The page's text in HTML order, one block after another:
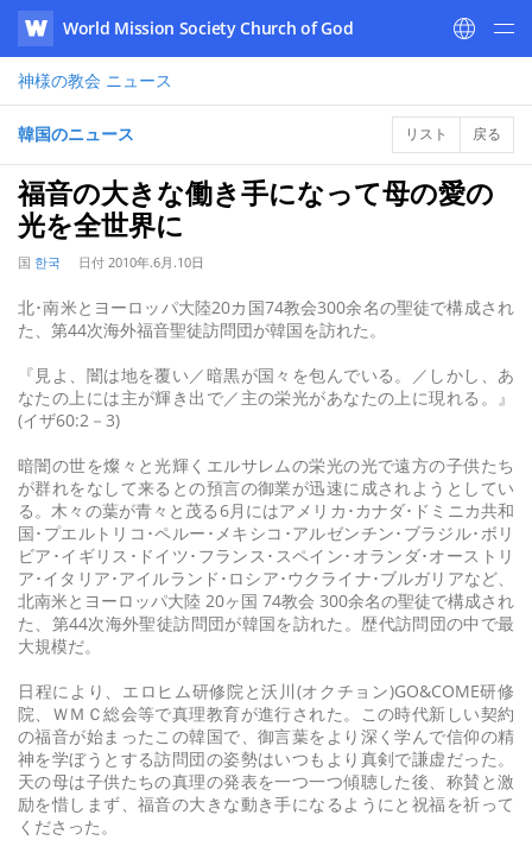
WATV
World Mission Society Church of God
神様の教会 ニュース
韓国のニュース リスト 戻る
福音の大きな働き手になって母の愛の
光を全世界に
国 한국 日付 2010年.6月.10日
北･南米とヨーロッパ大陸20カ国74教会300余名の聖徒で構成され
た、第44次海外福音聖徒訪問団が韓国を訪れた。
『見よ、闇は地を覆い／暗黒が国々を包んでいる。／しかし、あ
なたの上には主が輝き出で／主の栄光があなたの上に現れる。』
(イザ60:2－3)
暗闇の世を燦々と光輝くエルサレムの栄光の光で遠方の子供たち
が群れをなして来るとの預言の御業が迅速に成されようとしてい
る。木々の葉が青々と茂る6月にはアメリカ･カナダ･ドミニカ共和
国･プエルトリコ･ペルー･メキシコ･アルゼンチン･ブラジル･ボリ
ビア･イギリス･ドイツ･フランス･スペイン･オランダ･オーストリ
ア･イタリア･アイルランド･ロシア･ウクライナ･ブルガリアなど、
北南米とヨーロッパ大陸 20ヶ国 74教会 300余名の聖徒で構成され
た、第44次海外聖徒訪問団が韓国を訪れた。歴代訪問団の中で最
大規模だ。
日程により、エロヒム研修院と沃川(オクチョン)GO&COME研修
院、ＷＭＣ総会等で真理教育が進行された。この時代新しい契約
の福音が始まったこの韓国で、御言葉をより深く学んで信仰の精
神を学ぼうとする訪問団の姿勢はいつもより真剣で謙虚だった。
天の母は子供たちの真理の発表を一つ一つ傾聴した後、称賛と激
励を惜しまず、福音の大きな動き手になるようにと祝福を祈って
くださった。